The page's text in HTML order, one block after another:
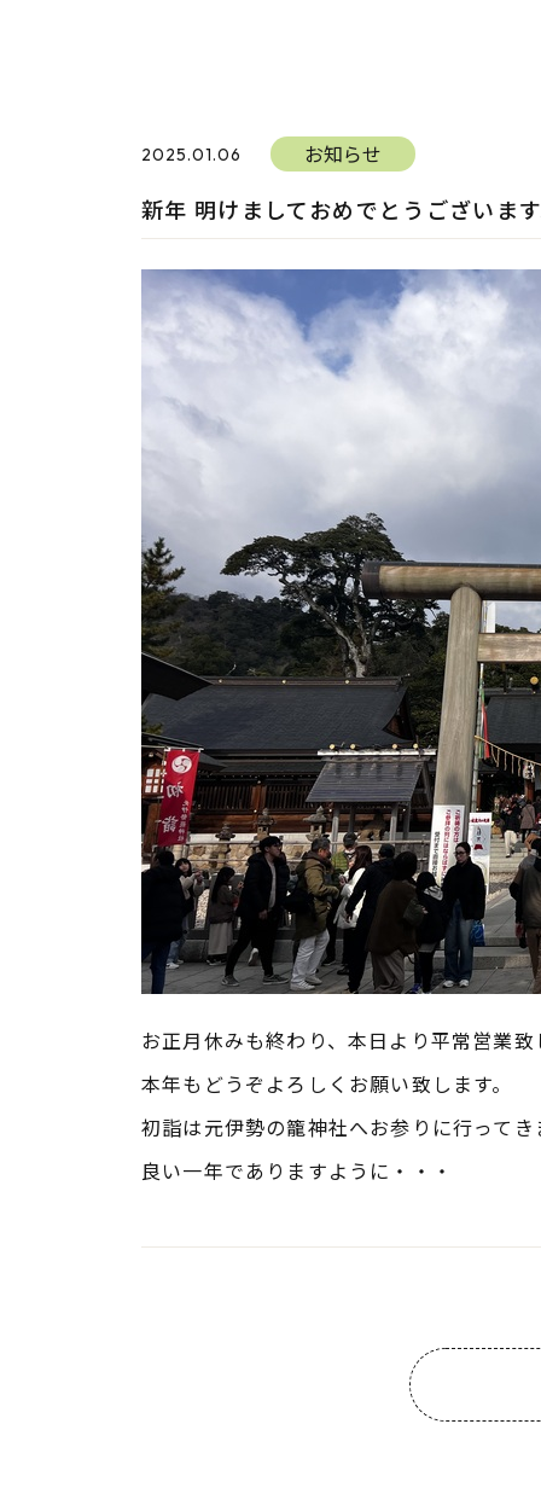
2025.01.06 お知らせ
新年 明けましておめでとうございま
お正月休みも終わり、本日より平常営業致
本年もどうぞよろしくお願い致します。
初詣は元伊勢の籠神社へお参りに行って
良い一年でありますように・・・